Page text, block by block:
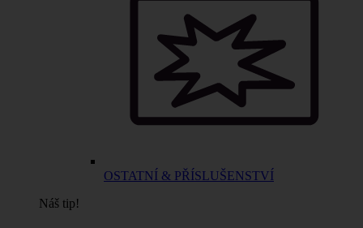
OSTATNÍ & PŘÍSLUŠENSTVÍ
Náš tip!